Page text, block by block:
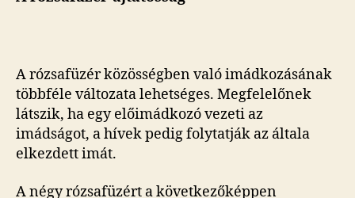
A rózsafüzér közösségben való imádkozásának
többféle változata lehetséges. Megfelelőnek
látszik, ha egy előimádkozó vezeti az
imádságot, a hívek pedig folytatják az általa
elkezdett imát.
A négy rózsafüzért a következőképpen